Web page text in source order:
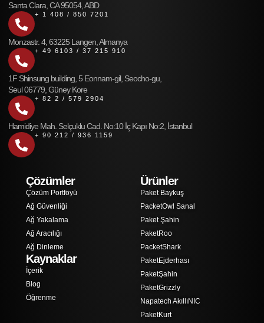
Santa Clara, CA 95054, ABD
+ 1 408 / 850 7201
Monzastr. 4, 63225 Langen, Almanya
+ 49 6103 / 37 215 910
1F Shinsung building, 5 Eonnam-gil, Seocho-gu,
Seul 06779, Güney Kore
+ 82 2 / 579 2904
Hamidiye Mah. Selçuklu Cad. No:10 İç Kapı No:2, İstanbul
+ 90 212 / 936 1159
Çözümler
Çözüm Portföyü
Ağ Güvenliği
Ağ Yakalama
Ağ Aracılığı
Ağ Dinleme
Kaynaklar
İçerik
Blog
Öğrenme
Ürünler
Paket Baykuş
PacketOwl Sanal
Paket Şahin
PaketRoo
PacketShark
PaketEjderhası
PaketŞahin
PaketGrizzly
Napatech AkıllıNIC
PaketKurt